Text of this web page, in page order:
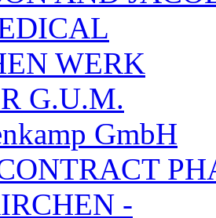
WERK
G.U.M.
GmbH
-